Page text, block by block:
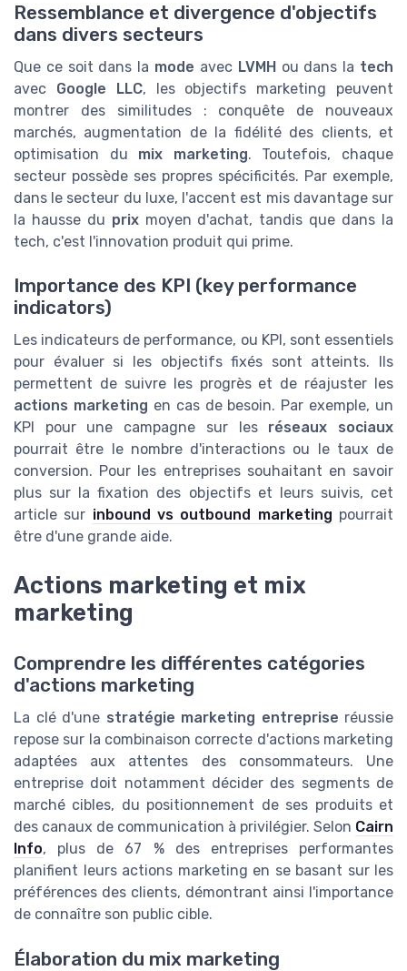
Ressemblance et divergence d'objectifs
dans divers secteurs
Que ce soit dans la mode avec LVMHou dans la tech
avec Google LLC, les objectifs marketing peuvent
montrer des similitudes : conquête de nouveaux
marchés, augmentation de la fidélité des clients, et
optimisation du mix marketing. Toutefois, chaque
secteur possède ses propres spécificités. Par exemple,
dans le secteur du luxe, l'accent est mis davantage sur
la hausse du prixmoyen d'achat, tandis que dans la
tech, c'est l'innovation produit qui prime.
Importance des KPI (key performance
indicators)
Les indicateurs de performance, ou KPI, sont essentiels
pour évaluer si les objectifs fixés sont atteints. Ils
permettent de suivre les progrès et de réajuster les
actions marketing en cas de besoin. Par exemple, un
KPI pour une campagne sur les réseaux sociaux
pourrait être le nombre d'interactions ou le taux de
conversion. Pour les entreprises souhaitant en savoir
plus sur la fixation des objectifs et leurs suivis, cet
article sur inbound vs outbound marketing pourrait
être d'une grande aide.
Actions marketing et mix
marketing
Comprendre les différentes catégories
d'actions marketing
La clé d'une stratégie marketing entreprise réussie
repose sur la combinaison correcte d'actions marketing
adaptées aux attentes des consommateurs. Une
entreprise doit notamment décider des segments de
marché cibles, du positionnement de ses produits et
des canaux de communication à privilégier. Selon Cairn
Info, plus de 67 % des entreprises performantes
planifient leurs actions marketing en se basant sur les
préférences des clients, démontrant ainsi l'importance
de connaître son public cible.
Élaboration du mix marketing